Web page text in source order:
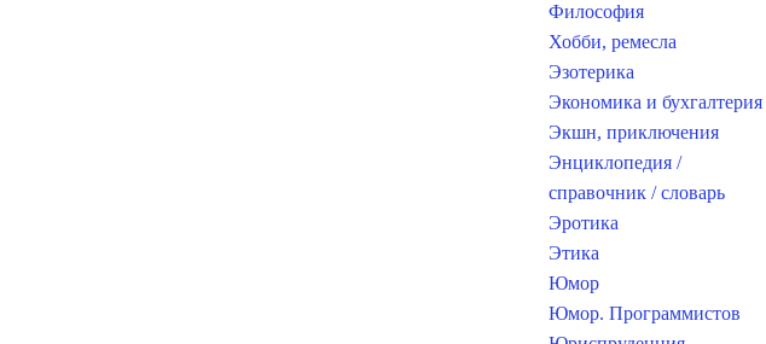
Философия
Хобби, ремесла
Эзотерика
Экономика и бухгалтерия
Экшн, приключения
Энциклопедия /
справочник / словарь
Эротика
Этика
Юмор
Юмор. Программистов